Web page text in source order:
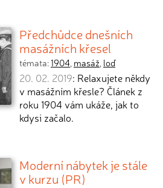
Předchůdce dnešních
masážních křesel
témata:1904, masáž, loď
20. 02. 2019: Relaxujete někdy
v masážním křesle? Článek z
roku 1904 vám ukáže, jak to
kdysi začalo.
Moderní nábytek je stále
v kurzu (PR)